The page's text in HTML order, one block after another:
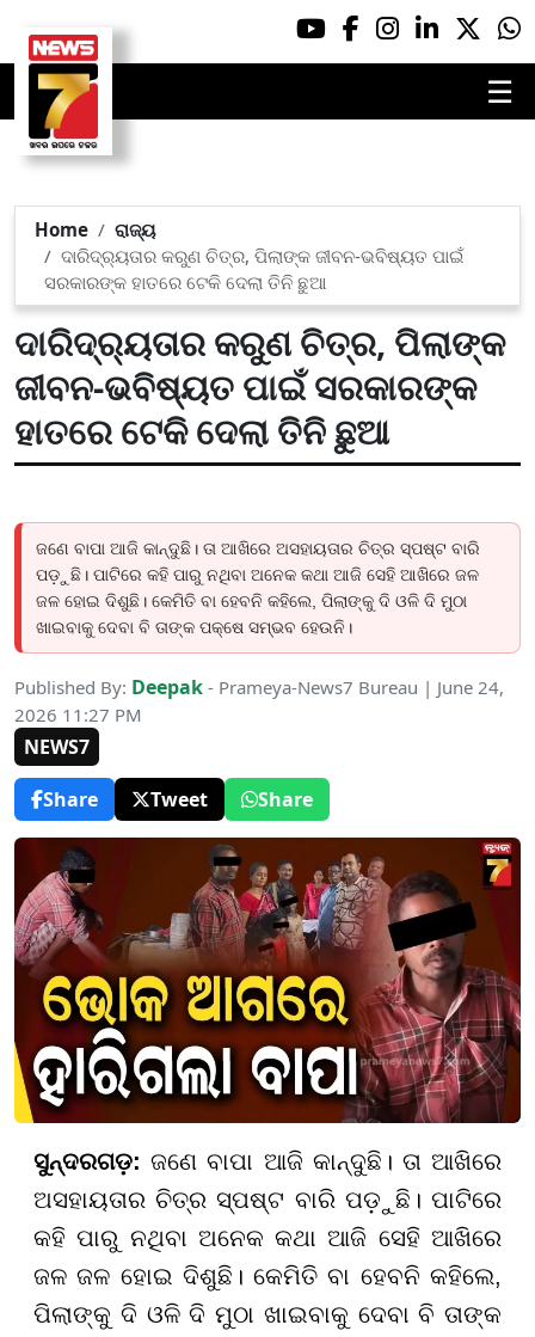
☰
Home
ରାଜ୍ୟ
ଦାରିଦ୍ର୍ୟତାର କରୁଣ ଚିତ୍ର, ପିଲାଙ୍କ ଜୀବନ-ଭବିଷ୍ୟତ ପାଇଁ
ସରକାରଙ୍କ ହାତରେ ଟେକି ଦେଲା ତିନି ଛୁଆ
ଦାରିଦ୍ର୍ୟତାର କରୁଣ ଚିତ୍ର, ପିଲାଙ୍କ
ଜୀବନ-ଭବିଷ୍ୟତ ପାଇଁ ସରକାରଙ୍କ
ହାତରେ ଟେକି ଦେଲା ତିନି ଛୁଆ
ଜଣେ ବାପା ଆଜି କାନ୍ଦୁଛି। ତା ଆଖିରେ ଅସହାୟତାର ଚିତ୍ର ସ୍ପଷ୍ଟ ବାରି
ପଡ଼ୁଛି। ପାଟିରେ କହି ପାରୁ ନଥିବା ଅନେକ କଥା ଆଜି ସେହି ଆଖିରେ ଜଳ
ଜଳ ହୋଇ ଦିଶୁଛି। କେମିତି ବା ହେବନି କହିଲେ, ପିଲାଙ୍କୁ ଦି ଓଳି ଦି ମୁଠା
ଖାଇବାକୁ ଦେବା ବି ତାଙ୍କ ପକ୍ଷେ ସମ୍ଭବ ହେଉନି।
Published By: Deepak - Prameya-News7 Bureau | June 24,
2026 11:27 PM
NEWS7
Share
Tweet Share
ସୁନ୍ଦରଗଡ଼:ଜଣେ ବାପା ଆଜି କାନ୍ଦୁଛି। ତା ଆଖିରେ
ଅସହାୟତାର ଚିତ୍ର ସ୍ପଷ୍ଟ ବାରି ପଡ଼ୁଛି। ପାଟିରେ
କହି ପାରୁ ନଥିବା ଅନେକ କଥା ଆଜି ସେହି ଆଖିରେ
ଜଳ ଜଳ ହୋଇ ଦିଶୁଛି। କେମିତି ବା ହେବନି କହିଲେ,
ପିଲାଙ୍କୁ ଦି ଓଳି ଦି ମୁଠା ଖାଇବାକୁ ଦେବା ବି ତାଙ୍କ